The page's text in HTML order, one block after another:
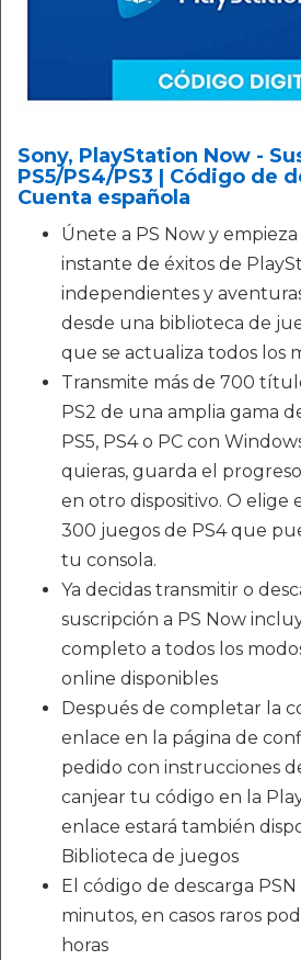
Sony, PlayStation Now -
PS5/PS4/PS3 | Código de
Cuenta española
Únete a PS Now y empieza
instante de éxitos de
independientes y
desde una biblioteca de
que se actualiza todos los
Transmite más de 700
PS2 de una amplia gama
PS5, PS4 o PC con
quieras, guarda el
en otro dispositivo. O elige
300 juegos de PS4 que
tu consola.
Ya decidas transmitir o
suscripción a PS Now
completo a todos los
online disponibles
Después de completar la
enlace en la página de
pedido con instrucciones
canjear tu código en la
enlace estará también
Biblioteca de juegos
El código de descarga
minutos, en casos raros
horas